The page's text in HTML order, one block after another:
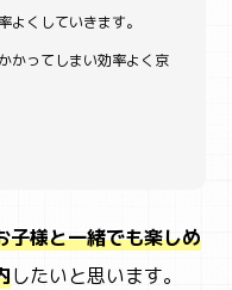
よくしていきます。
かってしまい効率よく京
子様と一緒でも楽しめ
したいと思います。